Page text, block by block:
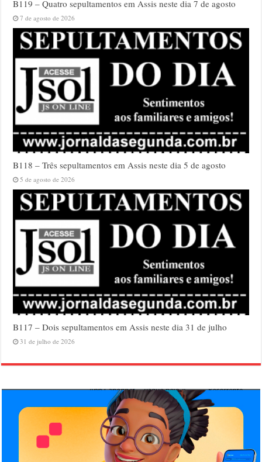
B119 – Quatro sepultamentos em Assis neste dia 7 de agosto
7 de agosto de 2026
B118 – Três sepultamentos em Assis neste dia 5 de agosto
5 de agosto de 2026
B117 – Dois sepultamentos em Assis neste dia 31 de julho
31 de julho de 2026